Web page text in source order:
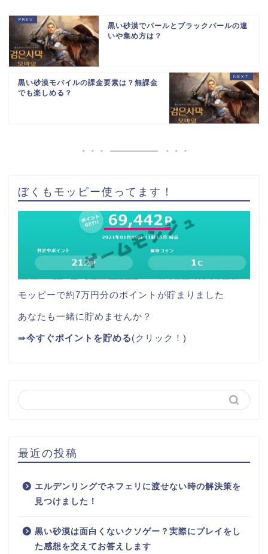
黒い砂漠でパールとブラックパールの違
いや集め方は？
黒い砂漠モバイルの課金要素は？無課金
でも楽しめる？
ぼくもモッピー使ってます！
モッピーで約7万円分のポイントが貯まりました
あなたも一緒に貯めませんか？
⇛今すぐポイントを貯める(クリック！)
最近の投稿
エルデンリングでネフェリに渡せない時の解決策を
見つけました！
黒い砂漠は面白くないクソゲー？実際にプレイをし
た感想を交えてお答えします